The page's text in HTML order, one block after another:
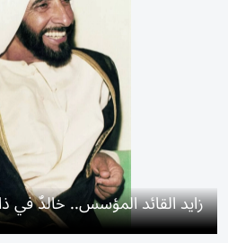
زايد القائد المؤسس.. خالدٌ في